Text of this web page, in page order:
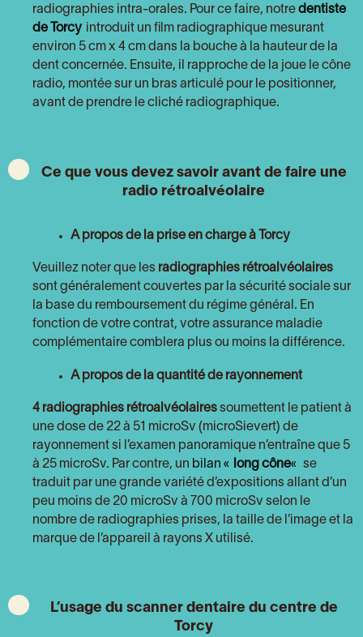
radiographies intra-orales. Pour ce faire, notre dentiste
de Torcy introduit un film radiographique mesurant
environ 5 cm x 4 cm dans la bouche à la hauteur de la
dent concernée. Ensuite, il rapproche de la joue le cône
radio, montée sur un bras articulé pour le positionner,
avant de prendre le cliché radiographique.
Ce que vous devez savoir avant de faire une
radio rétroalvéolaire
A propos de la prise en charge à Torcy
Veuillez noter que les radiographies rétroalvéolaires
sont généralement couvertes par la sécurité sociale sur
la base du remboursement du régime général. En
fonction de votre contrat, votre assurance maladie
complémentaire comblera plus ou moins la différence.
A propos de la quantité de rayonnement
4 radiographies rétroalvéolaires soumettent le patient à
une dose de 22 à 51 microSv (microSievert) de
rayonnement si l’examen panoramique n’entraîne que 5
à 25 microSv. Par contre, un bilan « long cône«
se
traduit par une grande variété d’expositions allant d’un
peu moins de 20 microSv à 700 microSv selon le
nombre de radiographies prises, la taille de l’image et la
marque de l’appareil à rayons X utilisé.
L’usage du scanner dentaire du centre de
Torcy